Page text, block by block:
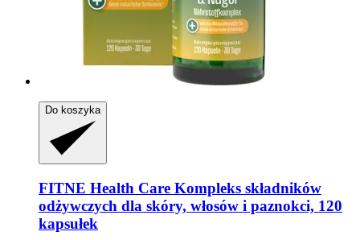
Do koszyka
FITNE Health Care Kompleks składników
odżywczych dla skóry, włosów i paznokci, 120
kapsułek